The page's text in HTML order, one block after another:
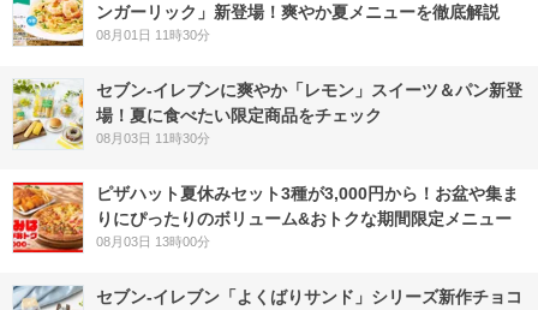
ンガーリック」新登場！爽やか夏メニューを徹底解説
08月01日 11時30分
セブン‐イレブンに爽やか「レモン」スイーツ＆パン新登
場！夏に食べたい限定商品をチェック
08月03日 11時30分
ピザハット夏休みセット3種が3,000円から！お盆や集ま
りにぴったりのボリューム&おトクな期間限定メニュー
08月03日 13時00分
セブン‐イレブン「よくばりサンド」シリーズ新作チョコ